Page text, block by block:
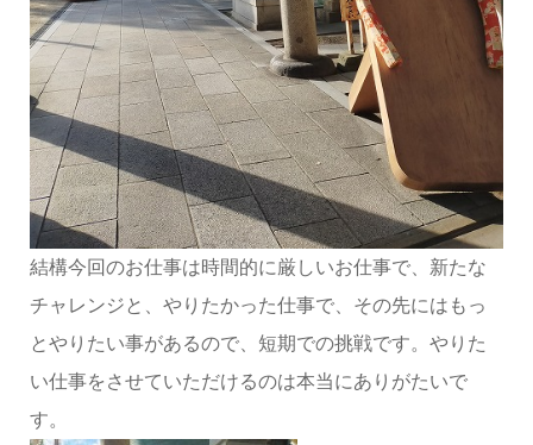
結構今回のお仕事は時間的に厳しいお仕事で、新たな
チャレンジと、やりたかった仕事で、その先にはもっ
とやりたい事があるので、短期での挑戦です。やりた
い仕事をさせていただけるのは本当にありがたいで
す。